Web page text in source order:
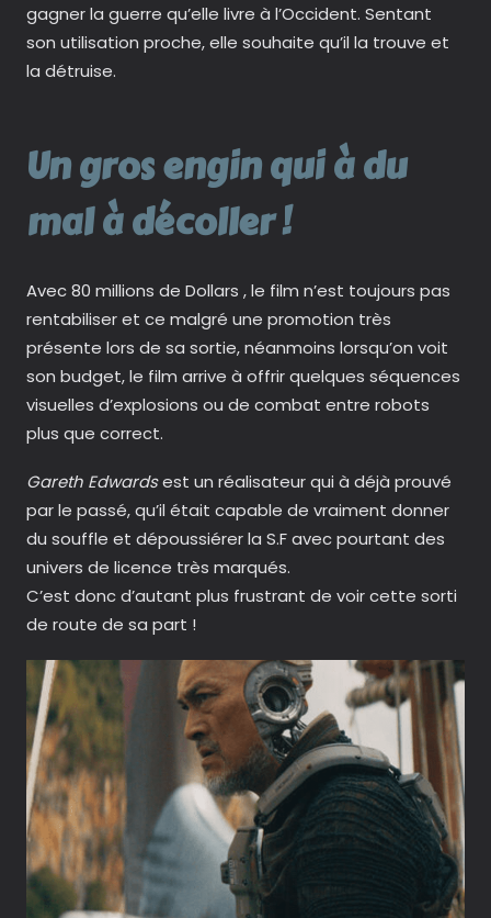
gagner la guerre qu’elle livre à l’Occident. Sentant
son utilisation proche, elle souhaite qu’il la trouve et
la détruise.
Un gros engin qui à du
mal à décoller !
Avec 80 millions de Dollars , le film n’est toujours pas
rentabiliser et ce malgré une promotion très
présente lors de sa sortie, néanmoins lorsqu’on voit
son budget, le film arrive à offrir quelques séquences
visuelles d’explosions ou de combat entre robots
plus que correct.
Gareth Edwardsest un réalisateur qui à déjà prouvé
par le passé, qu’il était capable de vraiment donner
du souffle et dépoussiérer la S.F avec pourtant des
univers de licence très marqués.
C’est donc d’autant plus frustrant de voir cette sorti
de route de sa part !